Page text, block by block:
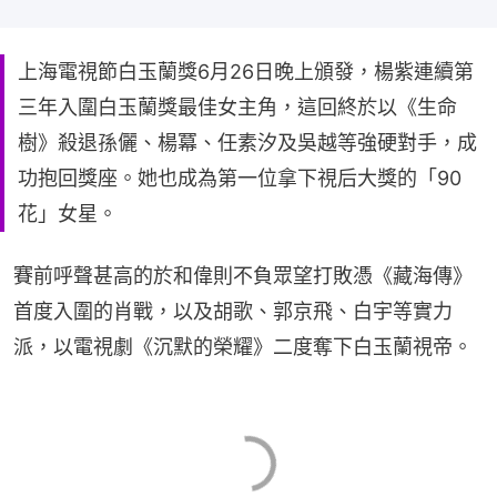
上海電視節白玉蘭獎6月26日晚上頒發，楊紫連續第
三年入圍白玉蘭獎最佳女主角，這回終於以《生命
樹》殺退孫儷、楊冪、任素汐及吳越等強硬對手，成
功抱回獎座。她也成為第一位拿下視后大獎的「90
花」女星。
賽前呼聲甚高的於和偉則不負眾望打敗憑《藏海傳》
首度入圍的肖戰，以及胡歌、郭京飛、白宇等實力
派，以電視劇《沉默的榮耀》二度奪下白玉蘭視帝。